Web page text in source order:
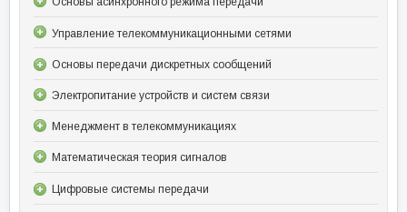
Управление телекоммуникационными сетями
Основы передачи дискретных сообщений
Электропитание устройств и систем связи
Менеджмент в телекоммуникациях
Математическая теория сигналов
Цифровые системы передачи